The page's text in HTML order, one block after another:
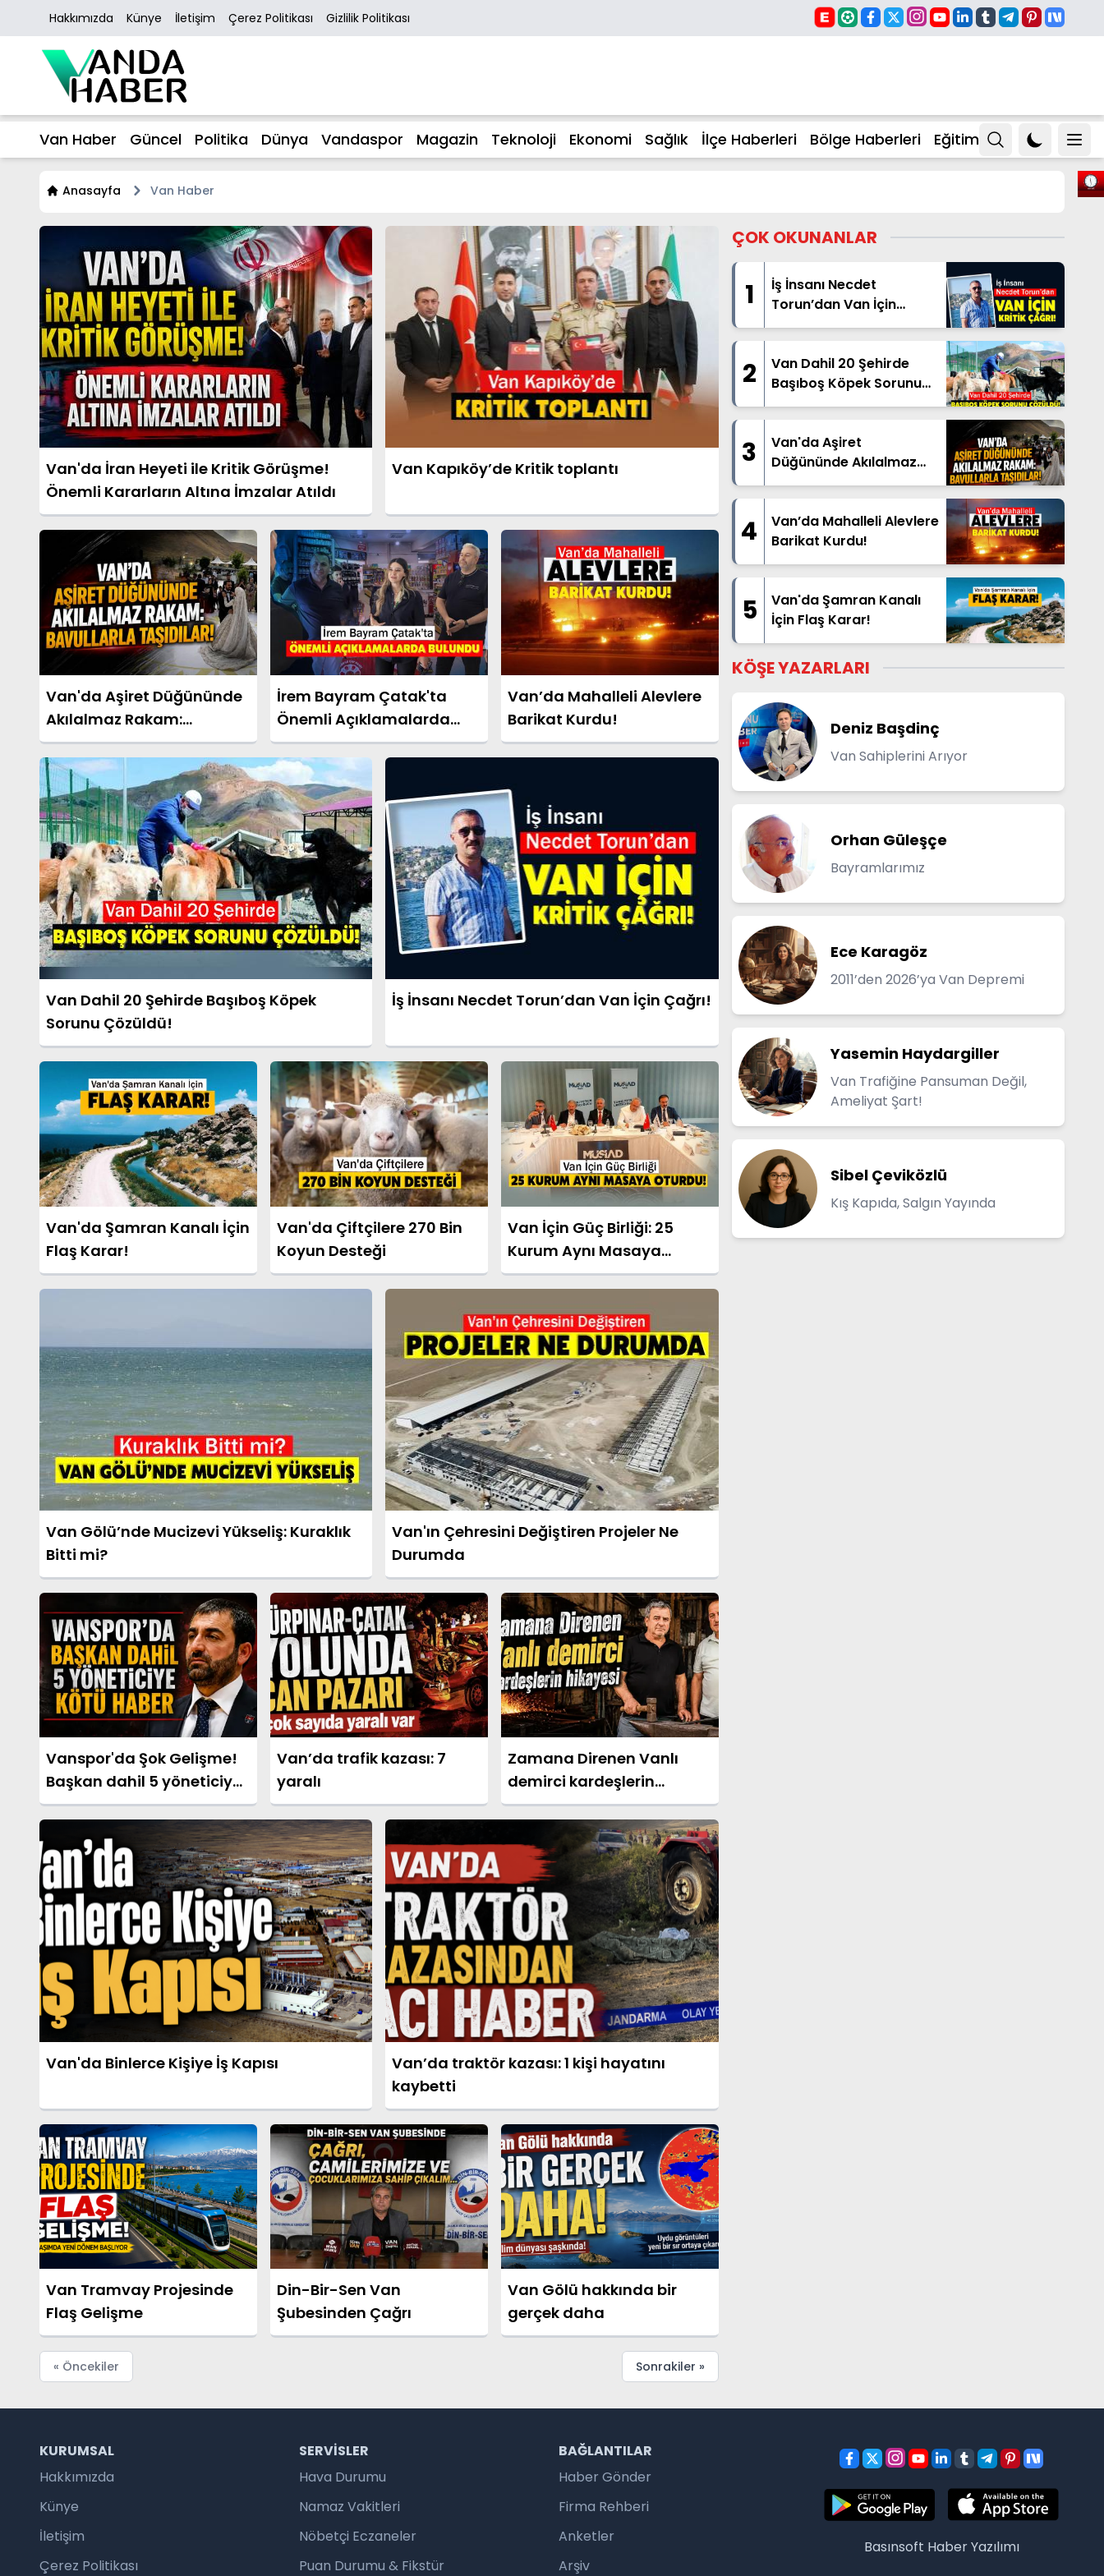
Hakkımızda Künye İletişim Çerez Politikası Gizlilik Politikası
Van Haber Güncel Politika Dünya Vandaspor Magazin Teknoloji Ekonomi Sağlık İlçe Haberleri Bölge Haberleri Eğitim
Anasayfa Van Haber
Van'da İran Heyeti ile Kritik Görüşme!
Önemli Kararların Altına İmzalar Atıldı
Van Kapıköy’de Kritik toplantı
Van'da Aşiret Düğününde
Akılalmaz Rakam:
Bavullarla Taşıdılar!
İrem Bayram Çatak'ta
Önemli Açıklamalarda
Bulundu
Van’da Mahalleli Alevlere
Barikat Kurdu!
Van Dahil 20 Şehirde Başıboş Köpek
Sorunu Çözüldü!
İş İnsanı Necdet Torun’dan Van İçin Çağrı!
Van'da Şamran Kanalı İçin
Flaş Karar!
Van'da Çiftçilere 270 Bin
Koyun Desteği
Van İçin Güç Birliği: 25
Kurum Aynı Masaya
Oturdu!
Van Gölü’nde Mucizevi Yükseliş: Kuraklık
Bitti mi?
Van'ın Çehresini Değiştiren Projeler Ne
Durumda
Vanspor'da Şok Gelişme!
Başkan dahil 5 yöneticiye
kötü haber
Van’da trafik kazası: 7
yaralı
Zamana Direnen Vanlı
demirci kardeşlerin
hikayesi
Van'da Binlerce Kişiye İş Kapısı
Van’da traktör kazası: 1 kişi hayatını
kaybetti
Van Tramvay Projesinde
Flaş Gelişme
Din-Bir-Sen Van
Şubesinden Çağrı
Van Gölü hakkında bir
gerçek daha
« Öncekiler Sonrakiler »
ÇOK OKUNANLAR
1
İş İnsanı Necdet
Torun’dan Van İçin
Çağrı!
2
Van Dahil 20 Şehirde
Başıboş Köpek Sorunu
Çözüldü!
3
Van'da Aşiret
Düğününde Akılalmaz
Rakam: Bavullarla
4
Van’da Mahalleli Alevlere
Barikat Kurdu!
5
Van'da Şamran Kanalı
İçin Flaş Karar!
KÖŞE YAZARLARI
Deniz Başdinç
Van Sahiplerini Arıyor
Orhan Güleşçe
Bayramlarımız
Ece Karagöz
2011’den 2026’ya Van Depremi
Yasemin Haydargiller
Van Trafiğine Pansuman Değil,
Ameliyat Şart!
Sibel Çeviközlü
Kış Kapıda, Salgın Yayında
KURUMSAL
Hakkımızda
Künye
İletişim
Çerez Politikası
SERVISLER
Hava Durumu
Namaz Vakitleri
Nöbetçi Eczaneler
Puan Durumu & Fikstür
BAĞLANTILAR
Haber Gönder
Firma Rehberi
Anketler
Arşiv
Basınsoft Haber Yazılımı